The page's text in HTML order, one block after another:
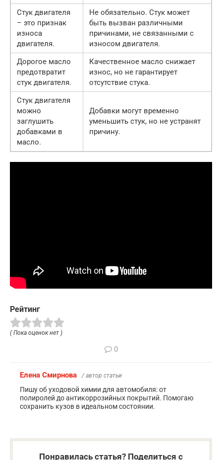
Стук двигателя
– это признак
износа
двигателя.
Не обязательно. Стук может
быть вызван различными
причинами, не связанными с
износом двигателя.
Дорогое масло
предотвратит
стук двигателя.
Качественное масло снижает
износ, но не гарантирует
отсутствие стука.
Стук двигателя
можно
заглушить
добавками в
масло.
Добавки могут временно
уменьшить стук, но не устранят
причину.
Рейтинг
( Пока оценок нет )
0
Елена Смирнова / автор статьи
Пишу об уходовой химии для автомобиля: от
полиролей до антикоррозийных покрытий. Помогаю
сохранить кузов в идеальном состоянии.
Понравилась статья? Поделиться с